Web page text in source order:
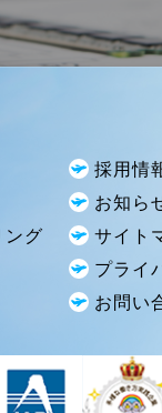
ング
採用情
お知ら
サイト
プライ
お問い